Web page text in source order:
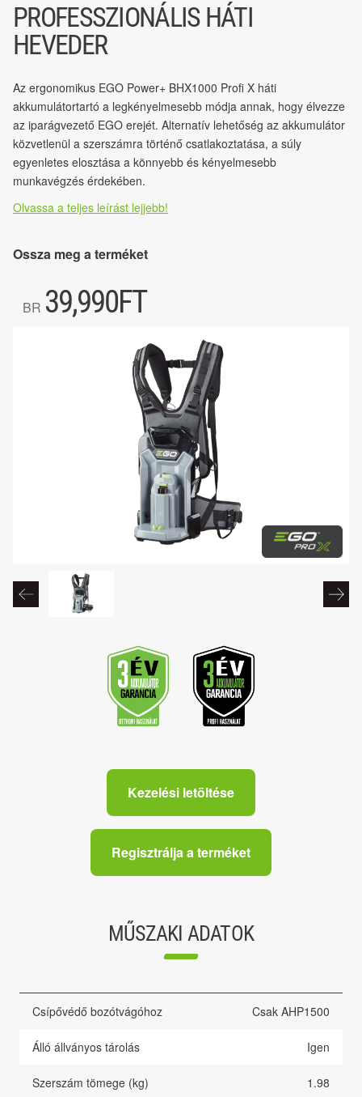
Kezelési letöltése
Regisztrálja a terméket
PROFESSZIONÁLIS HÁTI
HEVEDER
Az ergonomikus EGO Power+ BHX1000 Profi X háti
akkumulátortartó a legkényelmesebb módja annak, hogy élvezze
az iparágvezető EGO erejét. Alternatív lehetőség az akkumulátor
közvetlenül a szerszámra történő csatlakoztatása, a súly
egyenletes elosztása a könnyebb és kényelmesebb
munkavégzés érdekében.
Olvassa a teljes leírást lejjebb!
Ossza meg a terméket
BR 39,990FT
MŰSZAKI ADATOK
Csípővédő bozótvágóhoz Csak AHP1500
Álló állványos tárolás Igen
Szerszám tömege (kg) 1.98